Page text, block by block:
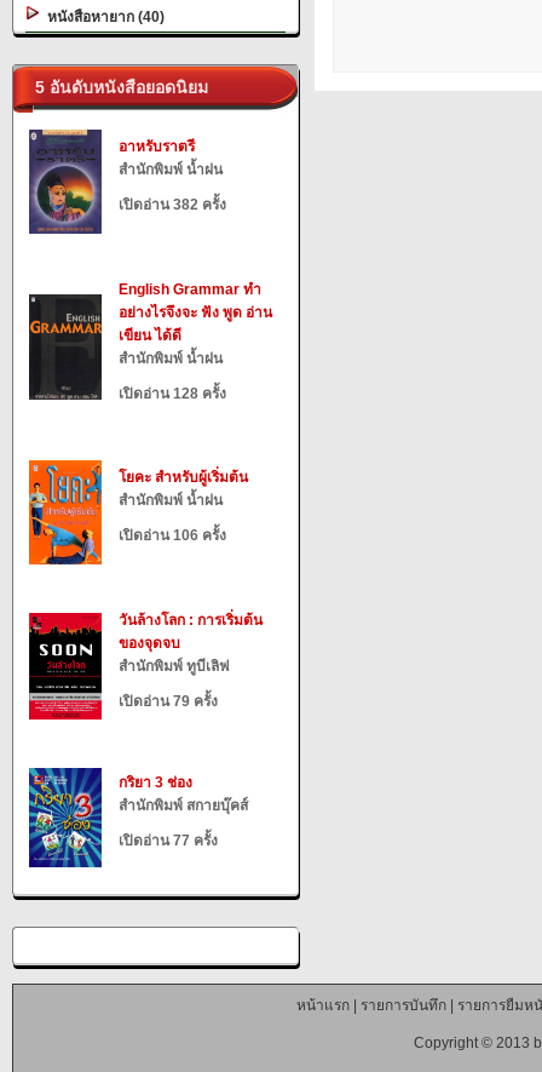
หนังสือหายาก (40)
5 อันดับหนังสือยอดนิยม
อาหรับราตรี
สำนักพิมพ์ น้ำฝน
เปิดอ่าน 382 ครั้ง
English Grammar ทำ
อย่างไรจึงจะ ฟัง พูด อ่าน
เขียน ได้ดี
สำนักพิมพ์ น้ำฝน
เปิดอ่าน 128 ครั้ง
โยคะ สำหรับผู้เริ่มต้น
สำนักพิมพ์ น้ำฝน
เปิดอ่าน 106 ครั้ง
วันล้างโลก : การเริ่มต้น
ของจุดจบ
สำนักพิมพ์ ทูบีเลิฟ
เปิดอ่าน 79 ครั้ง
กริยา 3 ช่อง
สำนักพิมพ์ สกายบุ๊คส์
เปิดอ่าน 77 ครั้ง
หน้าแรก| รายการบันทึก| รายการยืมห
Copyright © 2013